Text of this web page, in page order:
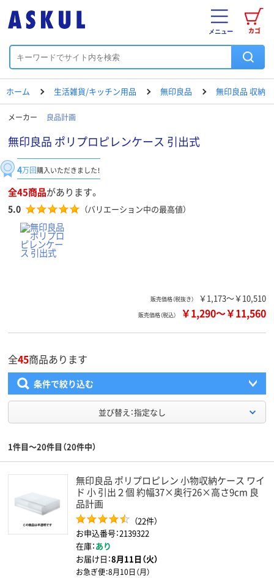
カゴ
メニュー
ホーム 生活雑貨/キッチン用品 無印良品 無印良品 収納
メーカー 良品計画
無印良品 ポリプロピレンケース 引出式
4万回購入いただきました！
全45商品があります。
5.0 （バリエーション中の最高値）
販売価格（税抜き） ￥1,173～￥10,510
販売価格（税込） ￥1,290～￥11,560
全45商品あります
条件で絞り込む
並び替え：指定なし
1件目～20件目（20件中）
無印良品 ポリプロピレン 小物収納ケース ワイ
ド 小 引出２個 約幅37×奥行26×高さ9cm 良
品計画
（22件）
お申込番号：2139322
在庫：あり
お届け日：8月11日（火）
お急ぎ便：8月10日（月）